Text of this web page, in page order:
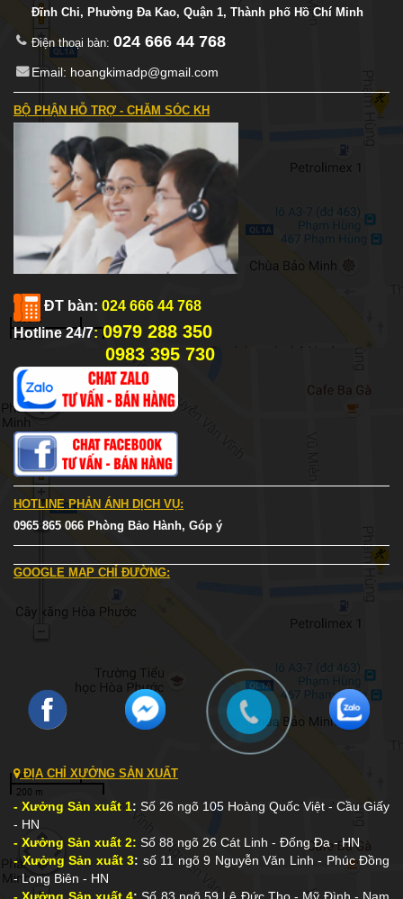
Đĩnh Chi, Phường Đa Kao, Quận 1, Thành phố Hồ Chí Minh
Điện thoại bàn: 024 666 44 768
Email: hoangkimadp@gmail.com
BỘ PHẬN HỖ TRỢ - CHĂM SÓC KH
ĐT bàn: 024 666 44 768
Hotline 24/7: 0979 288 350
0983 395 730
HOTLINE PHẢN ÁNH DỊCH VỤ:
0965 865 066 Phòng Bảo Hành, Góp ý
GOOGLE MAP CHỈ ĐƯỜNG:
ĐỊA CHỈ XƯỞNG SẢN XUẤT
- Xưởng Sản xuất 1: Số 26 ngõ 105 Hoàng Quốc Việt - Cầu Giấy
- HN
- Xưởng Sản xuất 2: Số 88 ngõ 26 Cát Linh - Đống Đa - HN
- Xưởng Sản xuất 3: số 11 ngõ 9 Nguyễn Văn Linh - Phúc Đồng
- Long Biên - HN